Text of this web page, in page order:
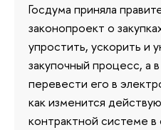
Госдума приняла
законопроект о
упростить, ускорить и
закупочный процесс, а
перевести его в
как изменится
контрактной системе в